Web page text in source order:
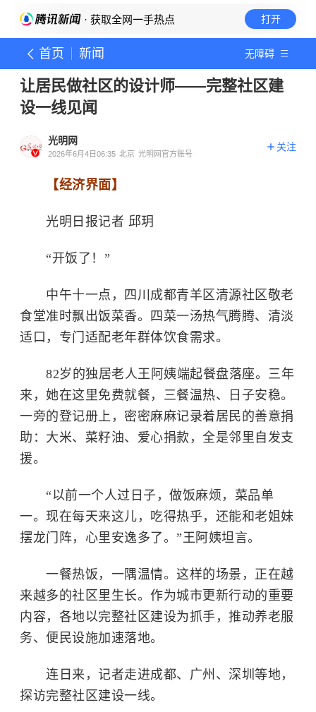
· 获取全网一手热点 打开
首页 新闻 无障碍
让居民做社区的设计师——完整社区建
设一线见闻
光明网
2026年6月4日06:35 北京 光明网官方账号
关注
【经济界面】
光明日报记者 邱玥
“开饭了！”
中午十一点，四川成都青羊区清源社区敬老
食堂准时飘出饭菜香。四菜一汤热气腾腾、清淡
适口，专门适配老年群体饮食需求。
82岁的独居老人王阿姨端起餐盘落座。三年
来，她在这里免费就餐，三餐温热、日子安稳。
一旁的登记册上，密密麻麻记录着居民的善意捐
助：大米、菜籽油、爱心捐款，全是邻里自发支
援。
“以前一个人过日子，做饭麻烦，菜品单
一。现在每天来这儿，吃得热乎，还能和老姐妹
摆龙门阵，心里安逸多了。”王阿姨坦言。
一餐热饭，一隅温情。这样的场景，正在越
来越多的社区里生长。作为城市更新行动的重要
内容，各地以完整社区建设为抓手，推动养老服
务、便民设施加速落地。
连日来，记者走进成都、广州、深圳等地，
探访完整社区建设一线。